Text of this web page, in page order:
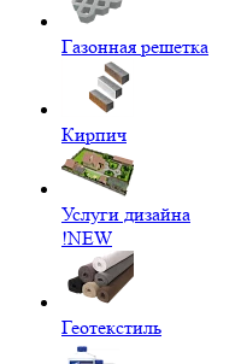
Газонная решетка
Кирпич
Услуги дизайна
!NEW
Геотекстиль